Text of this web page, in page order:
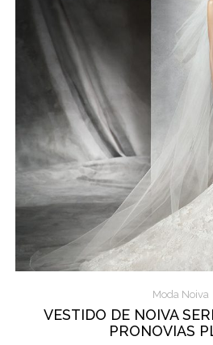
Moda Noiva
VESTIDO DE NOIVA
PRONOVIAS